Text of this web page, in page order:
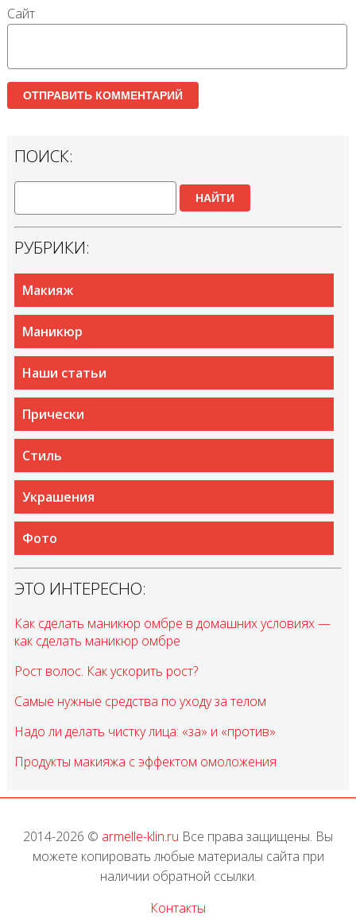
Сайт
ПОИСК:
НАЙТИ
РУБРИКИ:
Макияж
Маникюр
Наши статьи
Прически
Стиль
Украшения
Фото
ЭТО ИНТЕРЕСНО:
Как сделать маникюр омбре в домашних условиях —
как сделать маникюр омбре
Рост волос. Как ускорить рост?
Самые нужные средства по уходу за телом
Надо ли делать чистку лица: «за» и «против»
Продукты макияжа с эффектом омоложения
2014-2026 © armelle-klin.ru Все права защищены. Вы
можете копировать любые материалы сайта при
наличии обратной ссылки.
Контакты